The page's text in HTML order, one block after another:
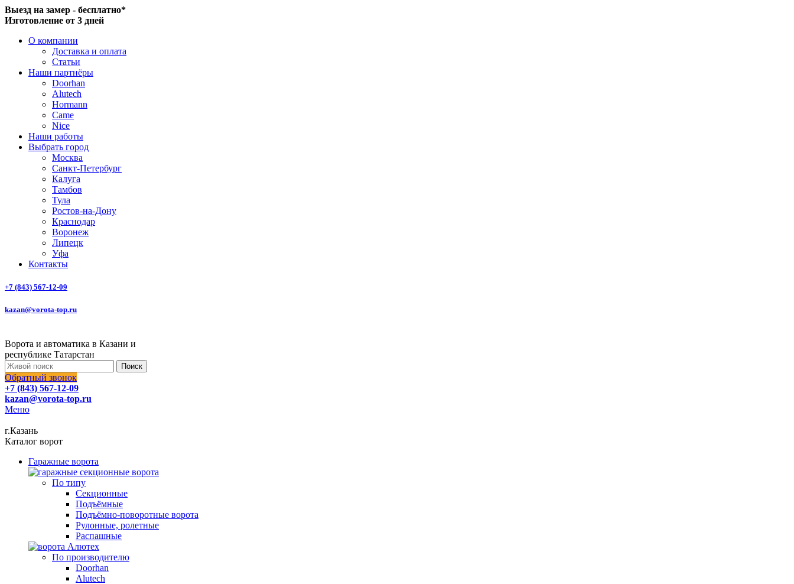
Выезд на замер - бесплатно*
Изготовление от 3 дней
О компании
Доставка и оплата
Статьи
Наши партнёры
Doorhan
Alutech
Hormann
Came
Nice
Наши работы
Выбрать город
Москва
Санкт-Петербург
Калуга
Тамбов
Тула
Ростов-на-Дону
Краснодар
Воронеж
Липецк
Уфа
Контакты
+7 (843) 567-12-09
kazan@vorota-top.ru
Ворота и автоматика в Казани и
республике Татарстан
Поиск
Обратный звонок
+7 (843) 567-12-09
kazan@vorota-top.ru
Меню
г.Казань
Каталог ворот
Гаражные ворота
По типу
Секционные
Подъёмные
Подъёмно-поворотные ворота
Рулонные, ролетные
Распашные
По производителю
Doorhan
Alutech